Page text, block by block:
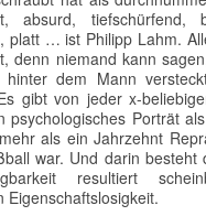
absurd, tiefschürfend,
platt … ist Philipp Lahm.
denn niemand kann
dem Mann
gibt von jeder x-
psychologisches Porträt
als ein Jahrzehnt
war. Und darin besteht
resultiert
Eigenschaftslosigkeit.